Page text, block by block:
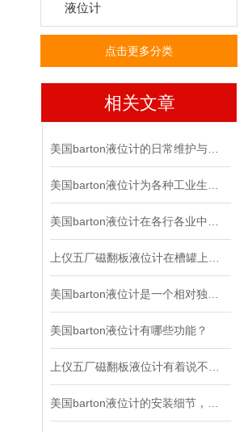
液位计
点击更多分类
相关文章
美国barton液位计有哪些功能？